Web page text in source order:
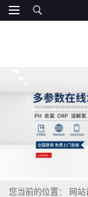
您当前的位置： 网站